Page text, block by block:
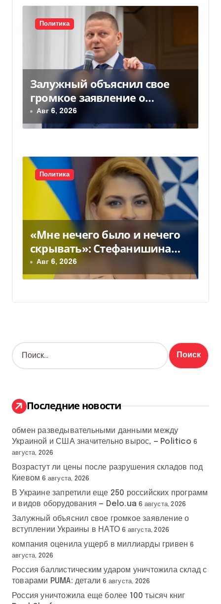
с
я Политика
Залужный объяснил свое
громкое заявление о
вступлении Украины в НАТО
Авг 6, 2026
Политика
«Мне нечего было и нечего
скрывать»: Стефанишина
прокомментировала новое
подозрение
Авг 6, 2026
Н
а
:
Последние новости
обмен разведывательными данными между
Украиной и США значительно вырос, — Politico 6
августа, 2026
Возрастут ли цены после разрушения складов под
Киевом 6 августа, 2026
В Украине запретили еще 250 российских программ
и видов оборудования — Delo.ua 6 августа, 2026
Залужный объяснил свое громкое заявление о
вступлении Украины в НАТО 6 августа, 2026
компания оценила ущерб в миллиарды гривен 6
августа, 2026
Россия баллистическим ударом уничтожила склад с
товарами PUMA: детали 6 августа, 2026
Россия уничтожила еще более 100 тысяч книг